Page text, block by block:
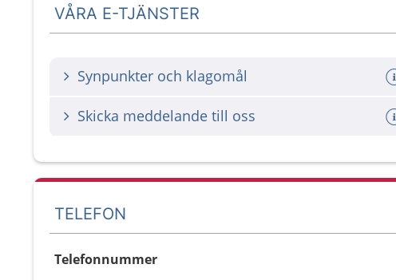
VÅRA E-TJÄNSTER
Synpunkter och klagomål
Skicka meddelande till oss
TELEFON
Telefonnummer